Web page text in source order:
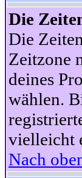
Die
Die
Zeitzone
deines
wählen.
vielleicht
Nach